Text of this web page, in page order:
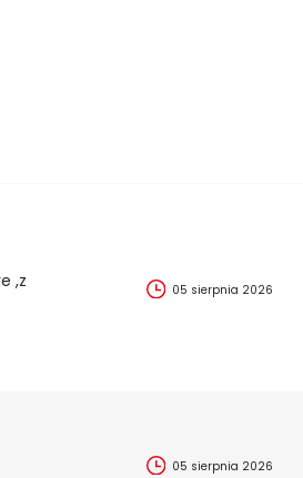
,z
05 sierpnia 2026
05 sierpnia 2026